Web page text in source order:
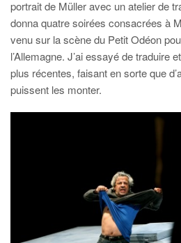
portrait de Müller avec un atelier de
donna quatre soirées consacrées à
venu sur la scène du Petit Odéon
l’Allemagne. J’ai essayé de traduire
plus récentes, faisant en sorte que
puissent les monter.